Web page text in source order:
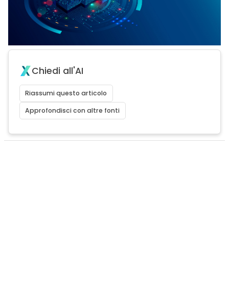
Chiedi all'AI
Riassumi questo articolo
Approfondisci con altre fonti